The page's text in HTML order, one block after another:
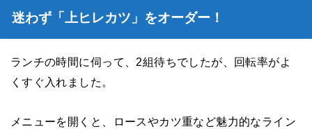
迷わず「上ヒレカツ」をオーダー！
ランチの時間に伺って、2組待ちでしたが、回転率がよ
くすぐ入れました。
メニューを開くと、ロースやカツ重など魅力的なライン